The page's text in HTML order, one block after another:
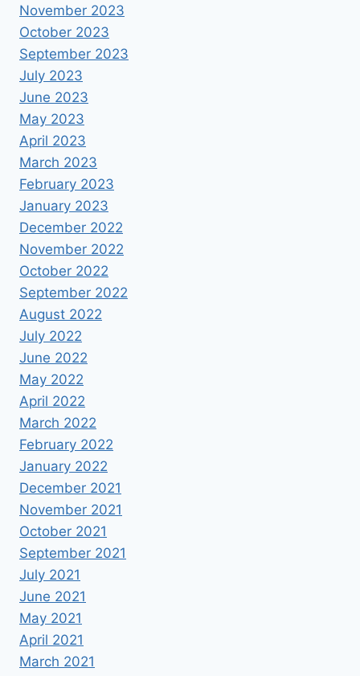
November 2023
October 2023
September 2023
July 2023
June 2023
May 2023
April 2023
March 2023
February 2023
January 2023
December 2022
November 2022
October 2022
September 2022
August 2022
July 2022
June 2022
May 2022
April 2022
March 2022
February 2022
January 2022
December 2021
November 2021
October 2021
September 2021
July 2021
June 2021
May 2021
April 2021
March 2021